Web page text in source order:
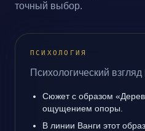
точный выбор.
ПСИХОЛОГИЯ
Психологический
Сюжет с образом
ощущением опоры.
В линии Ванги этот